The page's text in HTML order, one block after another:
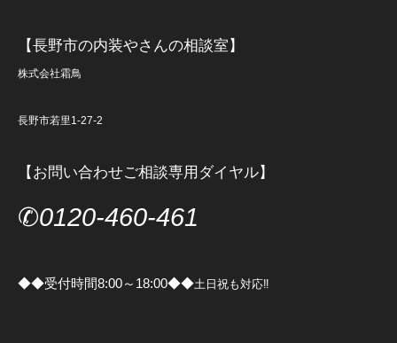
【長野市の内装やさんの相談室】
株式会社霜鳥
長野市若里1-27-2
【お問い合わせご相談専用ダイヤル】
✆0120-460-461
◆◆受付時間8:00～18:00◆◆土日祝も対応‼